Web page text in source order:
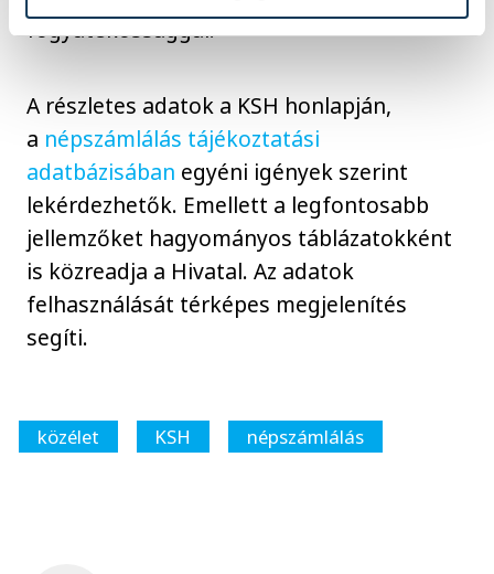
fogyatékossággal.
A részletes adatok a KSH honlapján,
a népszámlálás tájékoztatási
adatbázisában egyéni igények szerint
lekérdezhetők. Emellett a legfontosabb
jellemzőket hagyományos táblázatokként
is közreadja a Hivatal. Az adatok
felhasználását térképes megjelenítés
segíti.
közélet KSH népszámlálás